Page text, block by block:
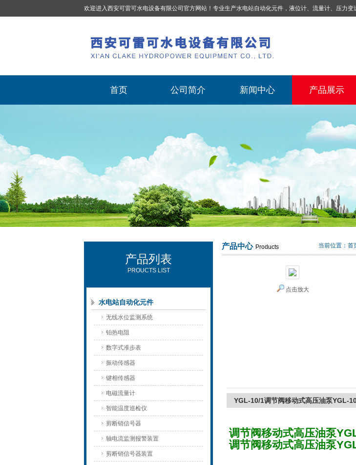
欢迎进入西安可雷可水电设备有限公司官方网站！专业生产水电站自动化元件，液位计、流量计、压力变送器、油混水控制器、温度传感器、电磁阀球阀蝶阀、测速装置、位移变送器、油冷却器、自动补气装置、机械过速保护装置、排水控制柜、压油装置控制系统、液位集
西安可雷可水电设备有限公司
首页 公司简介 新闻中心 产品展示
产品列表
PROUCTS LIST
水电站自动化元件
无线水位监测系统
铂热电阻
数字式准步表
振动传感器
键相传感器
电磁流量计
智能温度巡检仪
剪断销信号器
轴电流监测报警装置
剪断销信号器装置
产品中心 Products 当前位置： 首
点击放大
YGL-10/1调节阀移动式高压油泵YGL-
调节阀移动式高压油泵
调节阀移动式高压油泵